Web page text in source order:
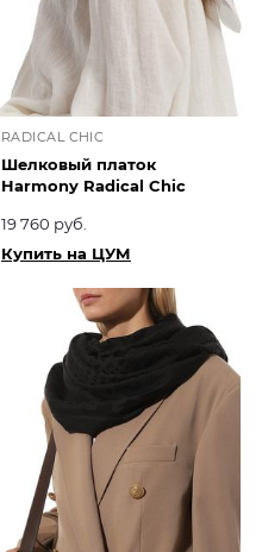
RADICAL CHIC
Шелковый платок
Harmony Radical Chic
19 760 руб.
Купить на ЦУМ